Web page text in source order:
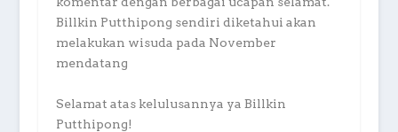
Billkin Putthipong sendiri diketahui akan
melakukan wisuda pada November
mendatang
Selamat atas kelulusannya ya Billkin
Putthipong!